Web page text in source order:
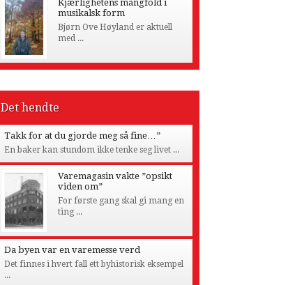
Kjærlighetens mangfold i
musikalsk form
Bjørn Ove Høyland er aktuell
med ...
Det hendte
Takk for at du gjorde meg så fine…”
En baker kan stundom ikke tenke seg livet ...
Varemagasin vakte ”opsikt
viden om”
For første gang skal gi mang en
ting ...
Da byen var en varemesse verd
Det finnes i hvert fall ett byhistorisk eksempel
...